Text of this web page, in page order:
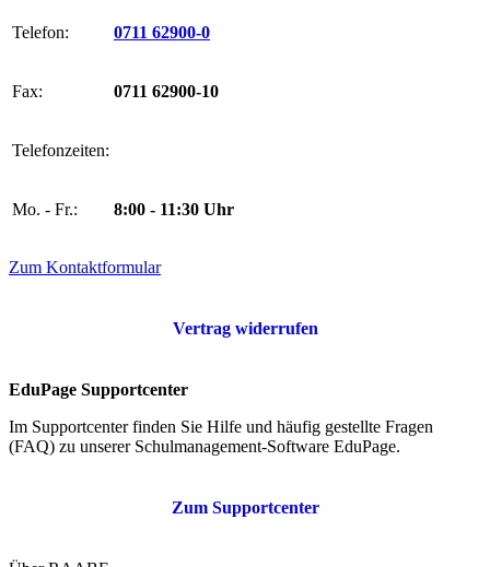
Telefon: 0711 62900-0
Fax: 0711 62900-10
Telefonzeiten:
Mo. - Fr.: 8:00 - 11:30 Uhr
Zum Kontaktformular
Vertrag widerrufen
EduPage Supportcenter
Im Supportcenter finden Sie Hilfe und häufig gestellte Fragen
(FAQ) zu unserer Schulmanagement-Software EduPage.
Zum Supportcenter